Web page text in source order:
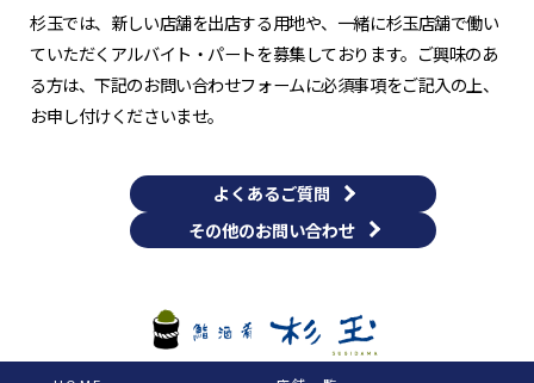
杉玉では、新しい店舗を出店する用地や、一緒に杉玉店舗で働い
ていただくアルバイト・パートを募集しております。ご興味のあ
る方は、下記のお問い合わせフォームに必須事項をご記入の上、
お申し付けくださいませ。
よくあるご質問
その他のお問い合わせ